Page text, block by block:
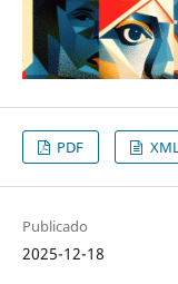
PDF
Publicado
2025-12-18